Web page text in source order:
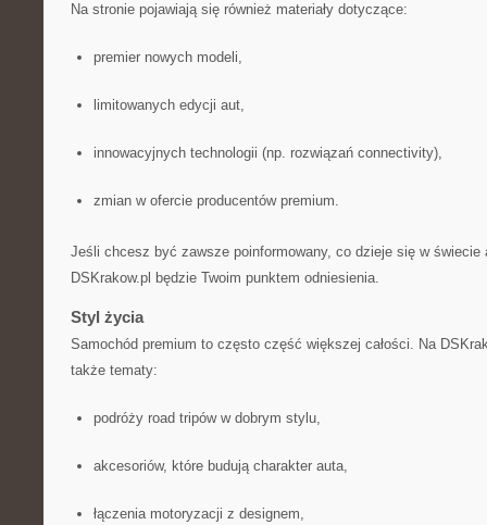
Na stronie pojawiają się również materiały dotyczące:
premier nowych modeli,
limitowanych edycji aut,
innowacyjnych technologii (np. rozwiązań connectivity),
zmian w ofercie producentów premium.
Jeśli chcesz być zawsze poinformowany, co dzieje się w
DSKrakow.pl będzie Twoim punktem odniesienia.
Styl życia
Samochód premium to często część większej całości. Na
także tematy:
podróży road tripów w dobrym stylu,
akcesoriów, które budują charakter auta,
łączenia motoryzacji z designem,